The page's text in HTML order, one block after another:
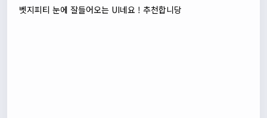
벳지피티 눈에 잘들어오는 UI네요 ! 추천합니당